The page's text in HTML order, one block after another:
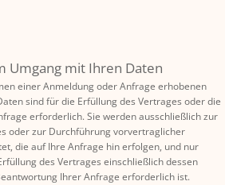
Umgang mit Ihren Daten
einer Anmeldung oder Anfrage erhobenen
sind für die Erfüllung des Vertrages oder die
erforderlich. Sie werden ausschließlich zur
oder zur Durchführung vorvertraglicher
die auf Ihre Anfrage hin erfolgen, und nur
des Vertrages einschließlich dessen
Ihrer Anfrage erforderlich ist.